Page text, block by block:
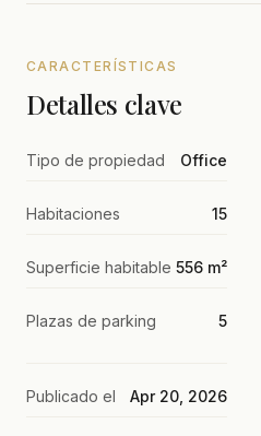
CARACTERÍSTICAS
Detalles clave
Tipo de propiedad Office
Habitaciones 15
Superficie habitable 556 m²
Plazas de parking 5
Publicado el Apr 20, 2026